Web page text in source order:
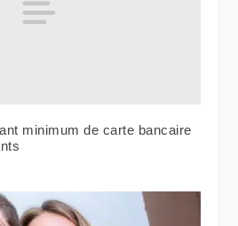
minimum de carte bancaire